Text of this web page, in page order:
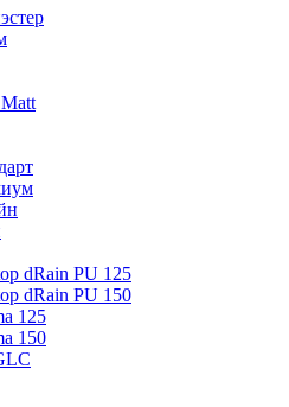
dRain PU 125
dRain PU 150
125
150